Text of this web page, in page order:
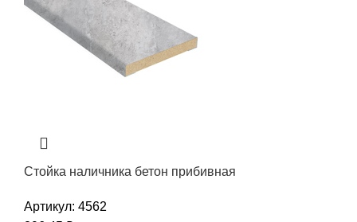
Стойка наличника бетон прибивная
Артикул: 4562